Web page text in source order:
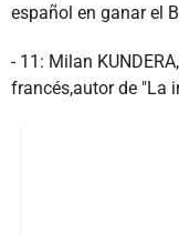
español en ganar el
- 11: Milan
francés,autor de "La